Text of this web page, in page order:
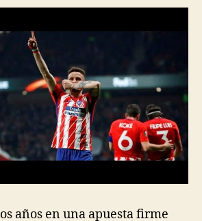
años en una apuesta firme